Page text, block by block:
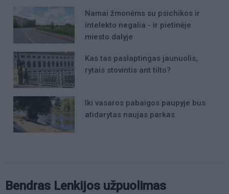
Namai žmonėms su psichikos ir
intelekto negalia - ir pietinėje
miesto dalyje
Kas tas paslaptingas jaunuolis,
rytais stovintis ant tilto?
Iki vasaros pabaigos paupyje bus
atidarytas naujas parkas
Bendras Lenkijos užpuolimas